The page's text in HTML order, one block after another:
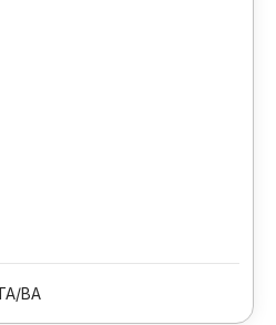
BA